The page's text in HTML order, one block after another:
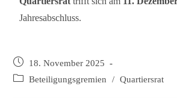
Jahresabschluss.
18. November 2025
Beteiligungsgremien
/ Quartiersrat